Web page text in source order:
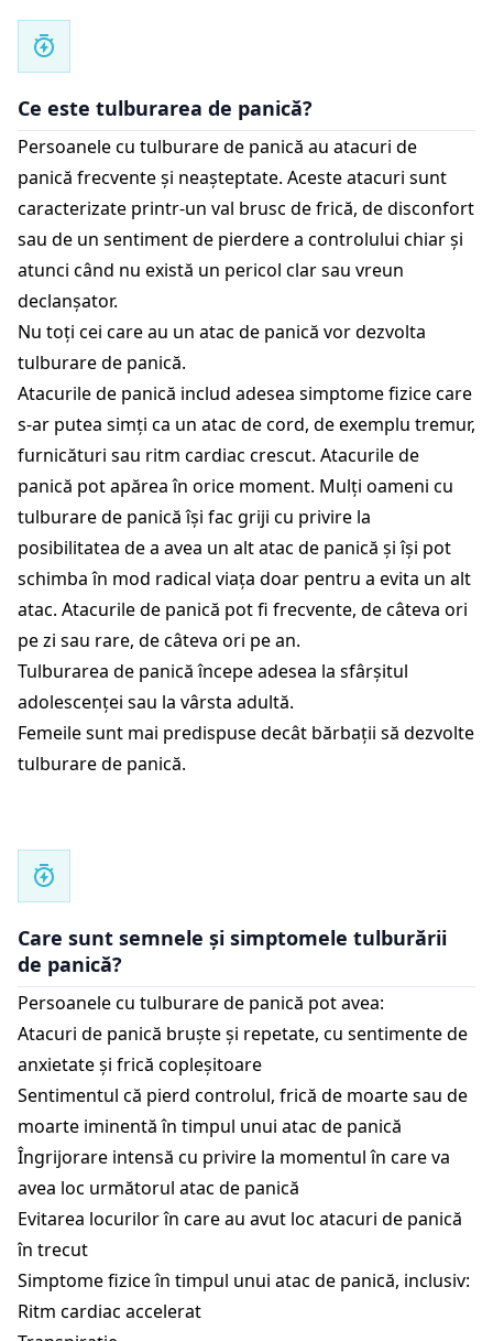
Ce este tulburarea de panică?
Persoanele cu tulburare de panică au atacuri de
panică frecvente și neașteptate. Aceste atacuri sunt
caracterizate printr-un val brusc de frică, de disconfort
sau de un sentiment de pierdere a controlului chiar și
atunci când nu există un pericol clar sau vreun
declanșator.
Nu toți cei care au un atac de panică vor dezvolta
tulburare de panică.
Atacurile de panică includ adesea simptome fizice care
s-ar putea simți ca un atac de cord, de exemplu tremur,
furnicături sau ritm cardiac crescut. Atacurile de
panică pot apărea în orice moment. Mulți oameni cu
tulburare de panică își fac griji cu privire la
posibilitatea de a avea un alt atac de panică și își pot
schimba în mod radical viața doar pentru a evita un alt
atac. Atacurile de panică pot fi frecvente, de câteva ori
pe zi sau rare, de câteva ori pe an.
Tulburarea de panică începe adesea la sfârșitul
adolescenței sau la vârsta adultă.
Femeile sunt mai predispuse decât bărbații să dezvolte
tulburare de panică.
Care sunt semnele și simptomele tulburării
de panică?
Persoanele cu tulburare de panică pot avea:
Atacuri de panică bruște și repetate, cu sentimente de
anxietate și frică copleșitoare
Sentimentul că pierd controlul, frică de moarte sau de
moarte iminentă în timpul unui atac de panică
Îngrijorare intensă cu privire la momentul în care va
avea loc următorul atac de panică
Evitarea locurilor în care au avut loc atacuri de panică
în trecut
Simptome fizice în timpul unui atac de panică, inclusiv:
Ritm cardiac accelerat